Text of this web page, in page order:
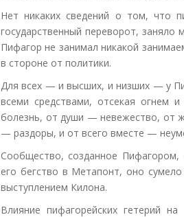
Нет никаких сведений о том, что
государственный переворот, заняло
Пифагор не занимал никакой
в стороне от политики.
Для всех — и высших, и низших — у
всеми средствами, отсекая
болезнь, от души — невежество, от
— раздоры, и от всего вместе —
Сообщество, созданное
его бегство в Метапонт, оно
выступлением Килона.
Влияние пифагорейских гетерий